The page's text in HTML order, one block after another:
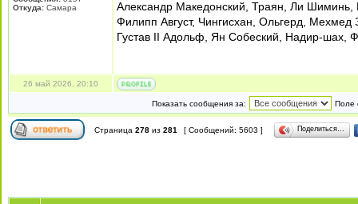
Откуда: Самара
Александр Македонский, Траян, Ли
Филипп Август, Чингисхан, Ольгерд,
Густав II Адольф, Ян Собеский, Надир-шах,
26 май 2026, 20:10
Показать сообщения за: Поле
Страница 278 из 281 [ Сообщений: 5603 ] Поделиться…